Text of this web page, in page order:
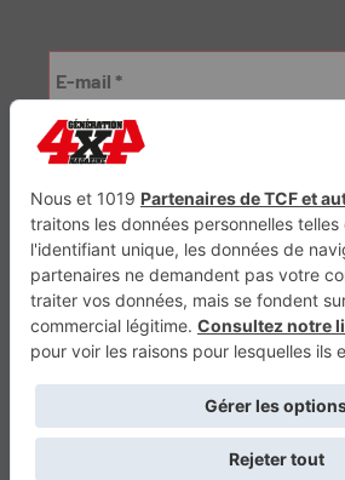
Génération Electrique Génération Sans Permis